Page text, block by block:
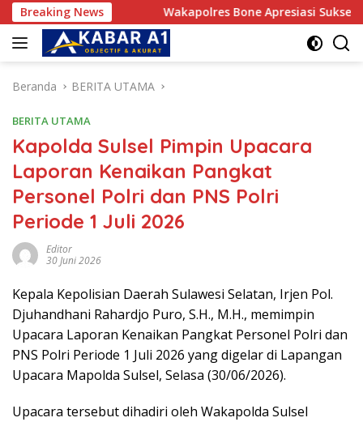
Langsung
ke
konten
Breaking NewsWakapolres Bone Apresiasi Suksesnya
Beranda BERITA UTAMA
BERITA UTAMA
Kapolda Sulsel Pimpin Upacara
Laporan Kenaikan Pangkat
Personel Polri dan PNS Polri
Periode 1 Juli 2026
Editor
30 Juni 2026
Kepala Kepolisian Daerah Sulawesi Selatan, Irjen Pol.
Djuhandhani Rahardjo Puro, S.H., M.H., memimpin
Upacara Laporan Kenaikan Pangkat Personel Polri dan
PNS Polri Periode 1 Juli 2026 yang digelar di Lapangan
Upacara Mapolda Sulsel, Selasa (30/06/2026).
Upacara tersebut dihadiri oleh Wakapolda Sulsel